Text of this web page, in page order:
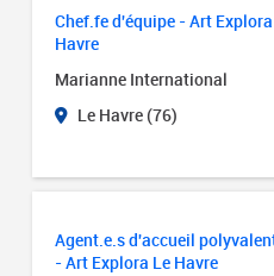
Chef.fe d'équipe - Art
Havre
Marianne International
Le Havre (76)
Agent.e.s d'accueil
- Art Explora Le Havre